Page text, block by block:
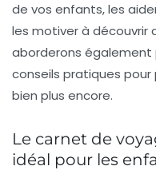
de vos enfants, les
les motiver à découvrir
aborderons également
conseils pratiques
bien plus encore.
Le carnet de
idéal pour les